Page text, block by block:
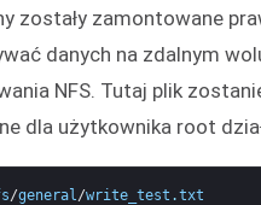
zostały zamontowane
danych na zdalnym
NFS. Tutaj plik
dla użytkownika root
/general/write_test .txt